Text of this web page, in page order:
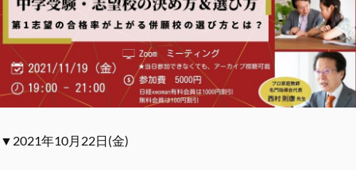
▼2021年10月22日(金)